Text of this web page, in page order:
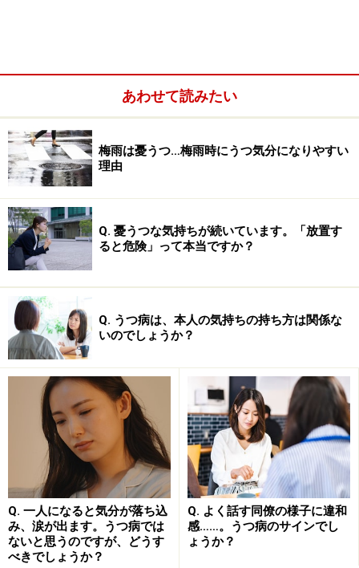
少し専門的になりますが、甲状腺ホルモンはうつ病と何
らかの関わりがあります。甲状線ホルモンの分泌は脳下
垂体から分泌されるTSHと呼ばれるホルモンによって調
節されているのですが、うつ病になると、下垂体を刺激
しても、TSHの量が増加しない傾向が知られているので
す。次に、甲状腺機能に異常が生じた時の精神状態への
影響を述べます。
甲状腺機能の異常で起きる悪影響
甲状腺機能低下が特徴的な病気に「橋本病」などがあり
ます。甲状腺ホルモンの不足により、以下のような精神
症状が起こります。
疲れやすい
あわせて読みたい
梅雨は憂うつ…梅雨時にうつ気分になりやすい
理由
Q. 憂うつな気持ちが続いています。「放置す
ると危険」って本当ですか？
Q. うつ病は、本人の気持ちの持ち方は関係な
いのでしょうか？
Q. 一人になると気分が落ち込
み、涙が出ます。うつ病では
ないと思うのですが、どうす
べきでしょうか？
Q. よく話す同僚の様子に違和
感……。うつ病のサインでし
ょうか？